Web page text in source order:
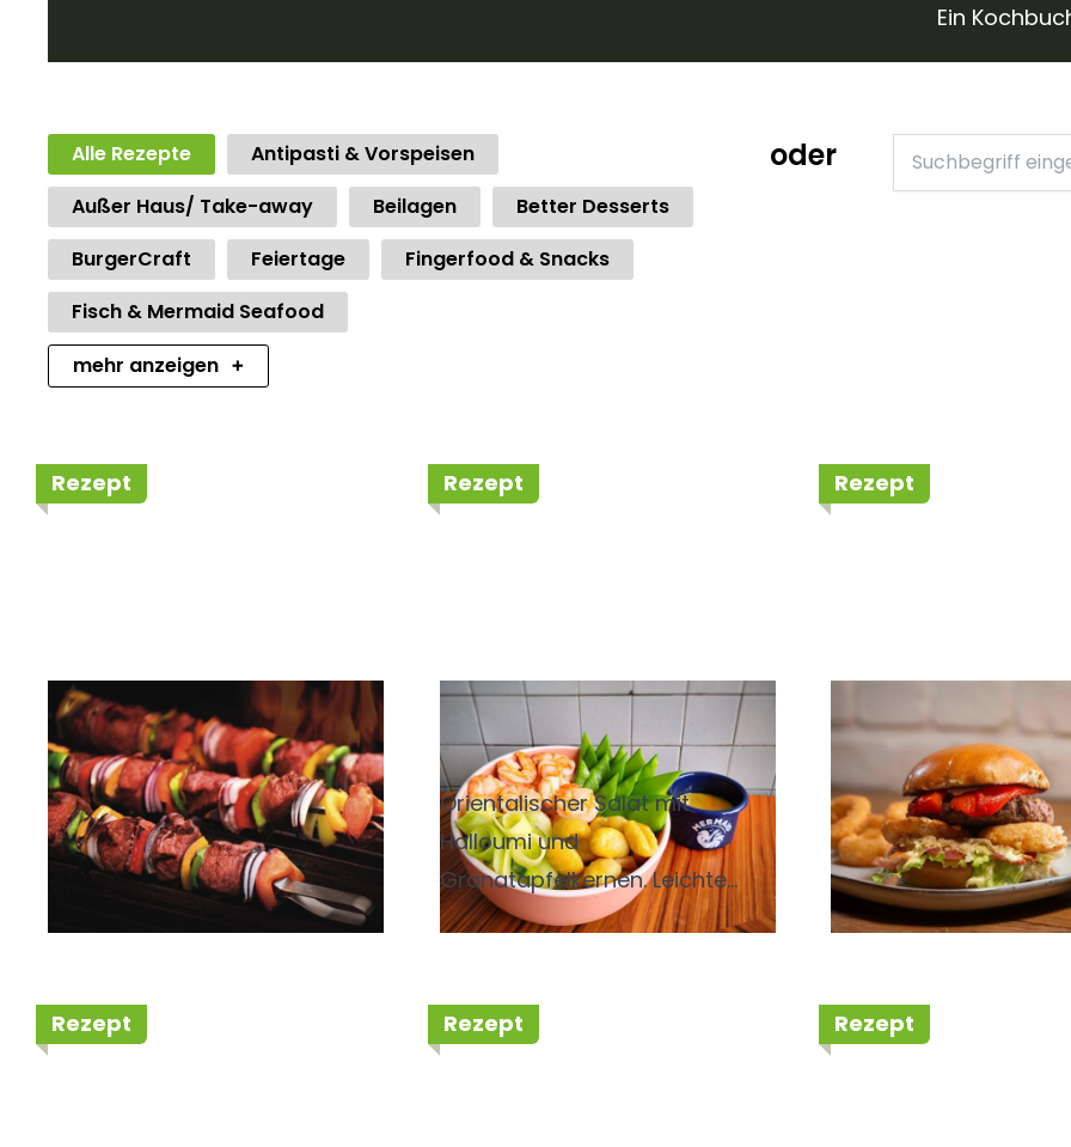
Ein
Alle Rezepte
Antipasti & Vorspeisen
Außer Haus/ Take-away
Beilagen
Better Desserts
BurgerCraft
Feiertage
Fingerfood & Snacks
Fisch & Mermaid Seafood
mehr anzeigen ×
oder
Rezept
Herzhafte
Fleischspieße von der
Rodeo Steakhüfte
Rezept
Crunchy Gnocchi Bowl
mit Mermaid Garnelen
Orientalischer Salat mit
Halloumi und
Granatapfelkernen. Leichte
Grillbeilage, mit Halloumi für
Rezept
Burger Butcher
Rezept Rezept Rezept